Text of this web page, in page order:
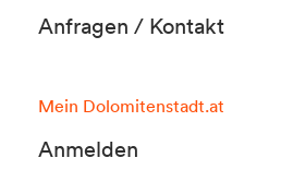
Anfragen / Kontakt
Mein Dolomitenstadt.at
Anmelden